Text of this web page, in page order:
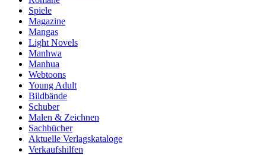
Spiele
Magazine
Mangas
Light Novels
Manhwa
Manhua
Webtoons
Young Adult
Bildbände
Schuber
Malen & Zeichnen
Sachbücher
Aktuelle Verlagskataloge
Verkaufshilfen